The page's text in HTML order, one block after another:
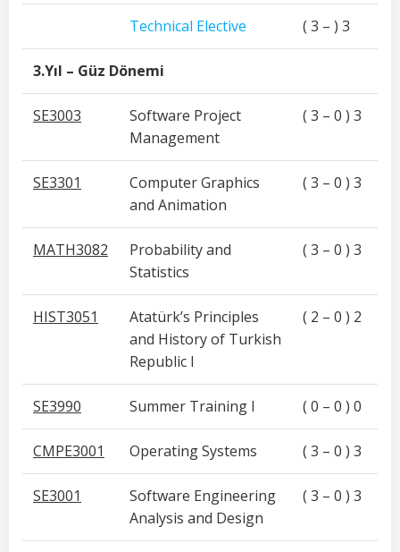
Technical Elective ( 3 – ) 3
3.Yıl – Güz Dönemi
SE3003
Software Project
Management
( 3 – 0 ) 3
SE3301
Computer Graphics
and Animation
( 3 – 0 ) 3
MATH3082
Probability and
Statistics
( 3 – 0 ) 3
HIST3051
Atatürk’s Principles
and History of Turkish
Republic I
( 2 – 0 ) 2
SE3990 Summer Training I ( 0 – 0 ) 0
CMPE3001 Operating Systems ( 3 – 0 ) 3
SE3001
Software Engineering
Analysis and Design
( 3 – 0 ) 3